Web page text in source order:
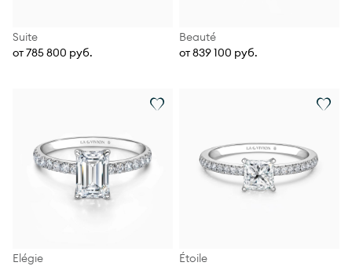
Suite
от 785 800 руб.
Beauté
от 839 100 руб.
Elégie
Étoile